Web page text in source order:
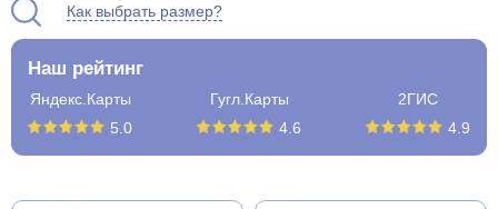
Как выбрать размер?
Наш рейтинг
Яндекс.Карты
5.0
Гугл.Карты
4.6
2ГИС
4.9